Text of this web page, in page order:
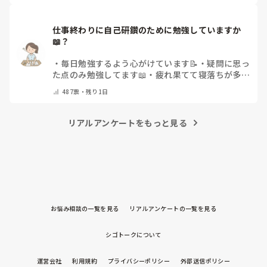
仕事終わりに自己研鑽のために勉強していますか
📖？
・ 毎日勉強するよう心がけています📝 ・疑問に思っ
た点のみ勉強してます📖 ・ 疲れ果てて寝落ちが多い
（コメントで教えてください）
487票・残り1日
リアルアンケートをもっと見る
お悩み相談の一覧を見る リアルアンケートの一覧を見る
シゴトークについて
運営会社 利用規約 プライバシーポリシー 外部送信ポリシー